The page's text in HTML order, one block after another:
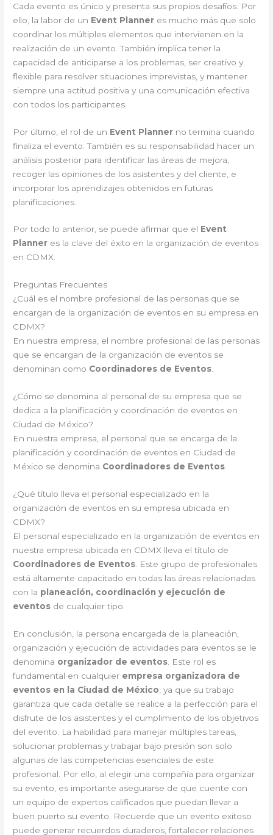
Cada evento es único y presenta sus propios desafíos. Por
ello, la labor de un Event Planner es mucho más que solo
coordinar los múltiples elementos que intervienen en la
realización de un evento. También implica tener la
capacidad de anticiparse a los problemas, ser creativo y
flexible para resolver situaciones imprevistas, y mantener
siempre una actitud positiva y una comunicación efectiva
con todos los participantes.
Por último, el rol de un Event Planner no termina cuando
finaliza el evento. También es su responsabilidad hacer un
análisis posterior para identificar las áreas de mejora,
recoger las opiniones de los asistentes y del cliente, e
incorporar los aprendizajes obtenidos en futuras
planificaciones.
Por todo lo anterior, se puede afirmar que el Event
Planner es la clave del éxito en la organización de eventos
en CDMX.
Preguntas Frecuentes
¿Cuál es el nombre profesional de las personas que se
encargan de la organización de eventos en su empresa en
CDMX?
En nuestra empresa, el nombre profesional de las personas
que se encargan de la organización de eventos se
denominan como Coordinadores de Eventos.
¿Cómo se denomina al personal de su empresa que se
dedica a la planificación y coordinación de eventos en
Ciudad de México?
En nuestra empresa, el personal que se encarga de la
planificación y coordinación de eventos en Ciudad de
México se denomina Coordinadores de Eventos
¿Qué título lleva el personal especializado en la
organización de eventos en su empresa ubicada en
CDMX?
El personal especializado en la organización de eventos en
nuestra empresa ubicada en CDMX lleva el título de
Coordinadores de Eventos . Este grupo de profesionales
está altamente capacitado en todas las áreas relacionadas
con la planeación, coordinación y ejecución de
eventos de cualquier tipo.
En conclusión, la persona encargada de la planeación,
organización y ejecución de actividades para eventos se le
denomina organizador de eventos . Este rol es
fundamental en cualquier empresa organizadora de
eventos en la Ciudad de México , ya que su trabajo
garantiza que cada detalle se realice a la perfección para el
disfrute de los asistentes y el cumplimiento de los objetivos
del evento. La habilidad para manejar múltiples tareas,
solucionar problemas y trabajar bajo presión son solo
algunas de las competencias esenciales de este
profesional. Por ello, al elegir una compañía para organizar
su evento, es importante asegurarse de que cuente con
un equipo de expertos calificados que puedan llevar a
buen puerto su evento. Recuerde que un evento exitoso
puede generar recuerdos duraderos, fortalecer relaciones